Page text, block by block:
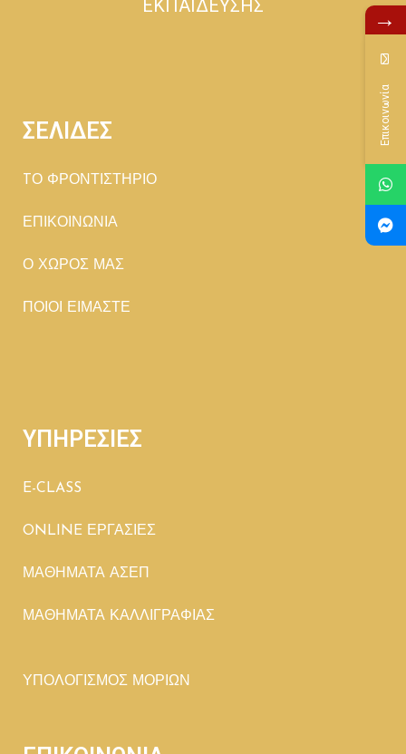
ΕΚΠΑΙΔΕΥΣΗΣ
ΣΕΛΙΔΕΣ
TΟ ΦΡΟΝΤΙΣΤΗΡΙΟ
ΕΠΙΚΟΙΝΩΝΙΑ
Ο ΧΩΡΟΣ ΜΑΣ
ΠΟΙΟΙ ΕΙΜΑΣΤΕ
ΥΠΗΡΕΣΙΕΣ
E-CLASS
ONLINE ΕΡΓΑΣΙΕΣ
ΜΑΘΗΜΑΤΑ ΑΣΕΠ
ΜΑΘΗΜΑΤΑ ΚΑΛΛΙΓΡΑΦΙΑΣ
ΥΠΟΛΟΓΙΣΜΟΣ ΜΟΡΙΩΝ
→
Επικοινωνία